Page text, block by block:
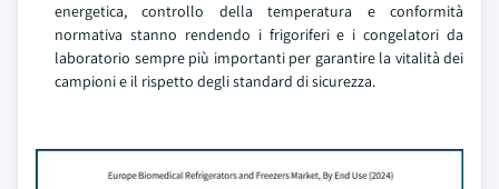
energetica, controllo della temperatura e conformità
normativa stanno rendendo i frigoriferi e i congelatori da
laboratorio sempre più importanti per garantire la vitalità dei
campioni e il rispetto degli standard di sicurezza.